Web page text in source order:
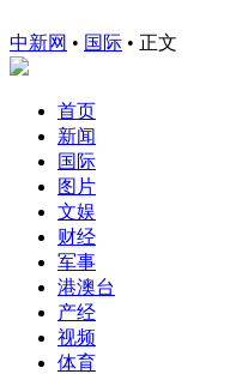
中新网 • 国际 • 正文
首页
新闻
国际
图片
文娱
财经
军事
港澳台
产经
视频
体育